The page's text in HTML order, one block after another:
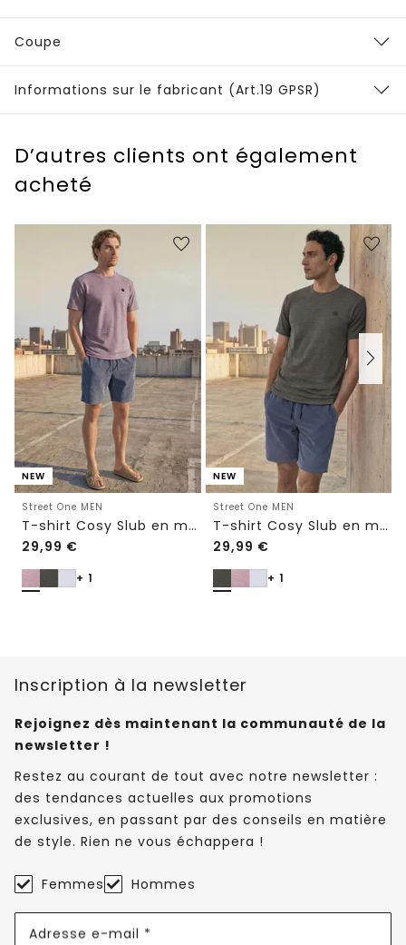
Coupe
Informations sur le fabricant (Art.19 GPSR)
D’autres clients ont également
acheté
NEW
Street One MEN
T-shirt Cosy Slub en maille texturée
29,99 €
+ 1
NEW
Street One MEN
T-shirt Cosy Slub en maille texturée
29,99 €
+ 1
Inscription à la newsletter
Rejoignez dès maintenant la communauté de la
newsletter !
Restez au courant de tout avec notre newsletter :
des tendances actuelles aux promotions
exclusives, en passant par des conseils en matière
de style. Rien ne vous échappera !
Femmes Hommes
Adresse e-mail *